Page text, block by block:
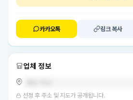
카카오톡 링크 복사
업체 정보
선정 후 주소 및 지도가 공개됩니다.